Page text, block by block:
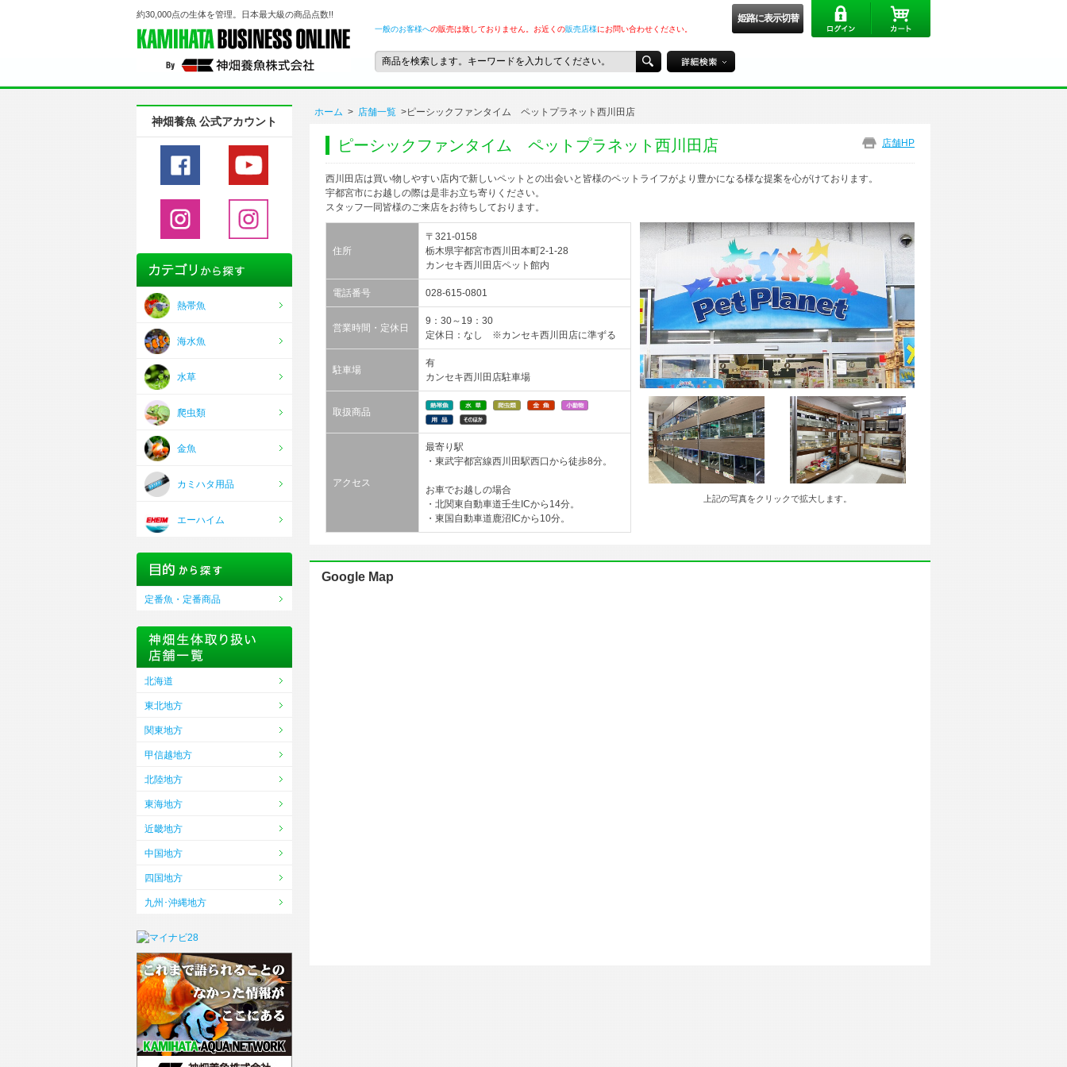
約30,000点の生体を管理。日本最大級の商品点数!! 姫路に表示切替
一般のお客様への販売は致しておりません。お近くの販売店様にお問い合わせください。
ホーム > 店舗一覧 >ピーシックファンタイム ペットプラネット西川田店
ピーシックファンタイム ペットプラネット西川田店 店舗HP
西川田店は買い物しやすい店内で新しいペットとの出会いと皆様のペットライフがより豊かになる様な提案を心がけております。
宇都宮市にお越しの際は是非お立ち寄りください。
スタッフ一同皆様のご来店をお待ちしております。
住所
〒321-0158
栃木県宇都宮市西川田本町2-1-28
カンセキ西川田店ペット館内
電話番号 028-615-0801
営業時間・定休日
9：30～19：30
定休日：なし ※カンセキ西川田店に準ずる
駐車場
有
カンセキ西川田店駐車場
取扱商品
アクセス
最寄り駅
・東武宇都宮線西川田駅西口から徒歩8分。
お車でお越しの場合
・北関東自動車道壬生ICから14分。
・東国自動車道鹿沼ICから10分。
上記の写真をクリックで拡大します。
Google Map
神畑養魚 公式アカウント
熱帯魚
海水魚
水草
爬虫類
金魚
カミハタ用品
エーハイム
定番魚・定番商品
北海道
東北地方
関東地方
甲信越地方
北陸地方
東海地方
近畿地方
中国地方
四国地方
九州･沖縄地方